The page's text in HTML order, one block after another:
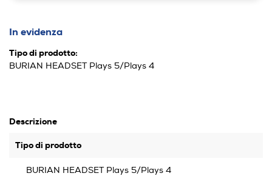
In evidenza
Tipo di prodotto:
BURIAN HEADSET Plays 5/Plays 4
Descrizione
Tipo di prodotto
BURIAN HEADSET Plays 5/Plays 4